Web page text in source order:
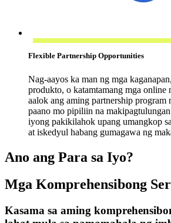
Flexible Partnership Opportunities
Nag-aayos ka man ng mga
produkto, o katamtamang mga online
aalok ang aming partnership
paano mo pipiliin na
iyong pakikilahok upang umangkop
at iskedyul habang gumagawa ng
Ano ang Para sa Iyo?
Mga Komprehensibong
Kasama sa aming